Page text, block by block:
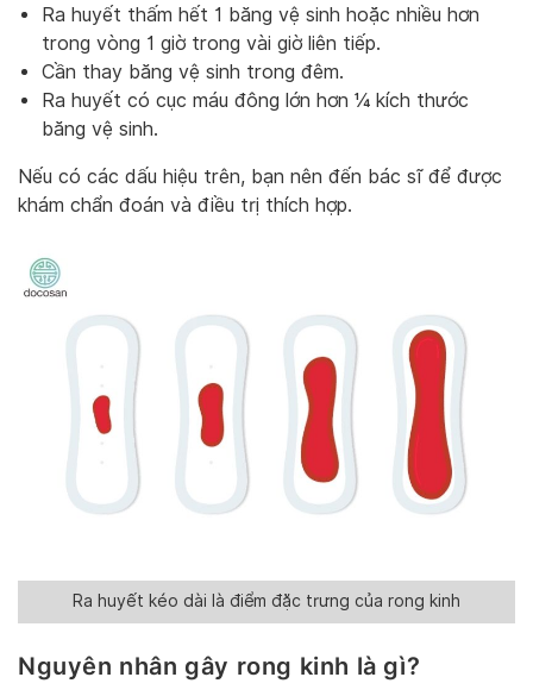
Ra huyết thấm hết 1 băng vệ sinh hoặc nhiều hơn
trong vòng 1 giờ trong vài giờ liên tiếp.
Cần thay băng vệ sinh trong đêm.
Ra huyết có cục máu đông lớn hơn ¼ kích thước
băng vệ sinh.
Nếu có các dấu hiệu trên, bạn nên đến bác sĩ để được
khám chẩn đoán và điều trị thích hợp.
Ra huyết kéo dài là điểm đặc trưng của rong kinh
Nguyên nhân gây rong kinh là gì?